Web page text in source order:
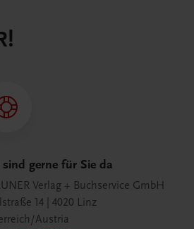
gerne für Sie da
Verlag + Buchservice GmbH
14 | 4020 Linz
Austria